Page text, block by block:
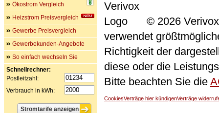
© 2026
verwendet
Richtigkeit der
diese oder die
Bitte beachten Sie die
CookiesVerträge hier kündigenVerträge
Ökostrom Vergleich
Heizstrom Preisvergleich
Gewerbe Preisvergleich
Gewerbekunden-Angebote
So einfach wechseln Sie
Schnellrechner:
Postleitzahl:
Verbrauch in kWh: